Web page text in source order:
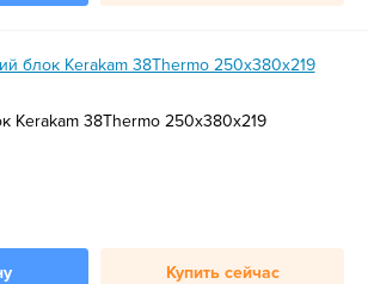
Kerakam 38Тhermo 250х380х219
Купить сейчас